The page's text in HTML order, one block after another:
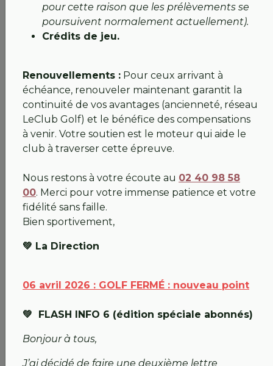
pour cette raison que les prélèvements se
poursuivent normalement actuellement).
Crédits de jeu.
Renouvellements : Pour ceux arrivant à
échéance, renouveler maintenant garantit la
continuité de vos avantages (ancienneté, réseau
LeClub Golf) et le bénéfice des compensations
à venir. Votre soutien est le moteur qui aide le
club à traverser cette épreuve.
Nous restons à votre écoute au 02 40 98 58
00. Merci pour votre immense patience et votre
fidélité sans faille.
Bien sportivement,
💚 La Direction
06 avril 2026 : GOLF FERMÉ : nouveau point
💚 FLASH INFO 6 (édition spéciale abonnés)
Bonjour à tous,
J’ai décidé de faire une deuxième lettre
printemps à32€ le GF 18 trous.
Vigneux et Cholet :Haute Saison, remise
de20% sur votre GF.
Compétitions et Enseignement
Objectif majeur : Accueillir la
Nationale
pour la reprise avec notre équipe
Messieurs fin mai. Les autres manifestations
L’enseignement continue :
Franck et Thomas
se délocalisent pour vos cours individuels
à Néogolf (lundi et mardi) et à
mercredi au samedi
L’école de golf :
réponse de la mairie pour la mise à disposition